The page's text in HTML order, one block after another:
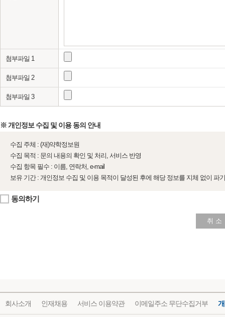
첨부파일 1
첨부파일 2
첨부파일 3
※ 개인정보 수집 및 이용 동의 안내
수집 주체 : (재)약학정보원
수집 목적 : 문의 내용의 확인 및 처리, 서비스 반영
수집 항목 필수 : 이름, 연락처, e-mail
보유 기간 : 개인정보 수집 및 이용 목적이 달성된 후에 해당 정보를 지체 없이 파
동의하기
취 소
회사소개 인재채용 서비스 이용약관 이메일주소 무단수집거부